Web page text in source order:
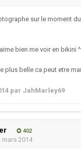
sur le moment
bien me voir en bikini
plus belle ca peut etre
par JahMarley69
402
mars 2014